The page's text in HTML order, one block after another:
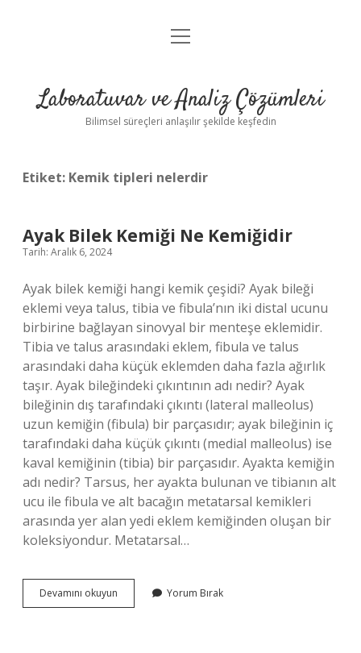
Anasayfa
Yasal Uyarı
menüyü
Laboratuvar ve Analiz Çözümleri
Bilimsel süreçleri anlaşılır şekilde keşfedin
Etiket: Kemik tipleri nelerdir
Ayak Bilek Kemiği Ne Kemiğidir
Tarih: Aralık 6, 2024
Ayak bilek kemiği hangi kemik çeşidi? Ayak bileği
eklemi veya talus, tibia ve fibula’nın iki distal ucunu
birbirine bağlayan sinovyal bir menteşe eklemidir.
Tibia ve talus arasındaki eklem, fibula ve talus
arasındaki daha küçük eklemden daha fazla ağırlık
taşır. Ayak bileğindeki çıkıntının adı nedir? Ayak
bileğinin dış tarafındaki çıkıntı (lateral malleolus)
uzun kemiğin (fibula) bir parçasıdır; ayak bileğinin iç
tarafındaki daha küçük çıkıntı (medial malleolus) ise
kaval kemiğinin (tibia) bir parçasıdır. Ayakta kemiğin
adı nedir? Tarsus, her ayakta bulunan ve tibianın alt
ucu ile fibula ve alt bacağın metatarsal kemikleri
arasında yer alan yedi eklem kemiğinden oluşan bir
koleksiyondur. Metatarsal…
Devamını okuyun
Bilek
Yorum Bırak